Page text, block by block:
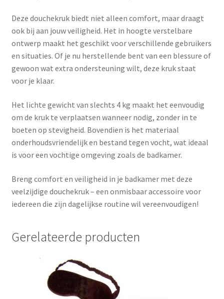
Deze douchekruk biedt niet alleen comfort, maar draagt
ook bij aan jouw veiligheid. Het in hoogte verstelbare
ontwerp maakt het geschikt voor verschillende gebruikers
en situaties. Of je nu herstellende bent van een blessure of
gewoon wat extra ondersteuning wilt, deze kruk staat
voor je klaar.
Het lichte gewicht van slechts 4 kg maakt het eenvoudig
om de kruk te verplaatsen wanneer nodig, zonder in te
boeten op stevigheid. Bovendien is het materiaal
onderhoudsvriendelijk en bestand tegen vocht, wat ideaal
is voor een vochtige omgeving zoals de badkamer.
Breng comfort en veiligheid in je badkamer met deze
veelzijdige douchekruk – een onmisbaar accessoire voor
iedereen die zijn dagelijkse routine wil vereenvoudigen!
Gerelateerde producten